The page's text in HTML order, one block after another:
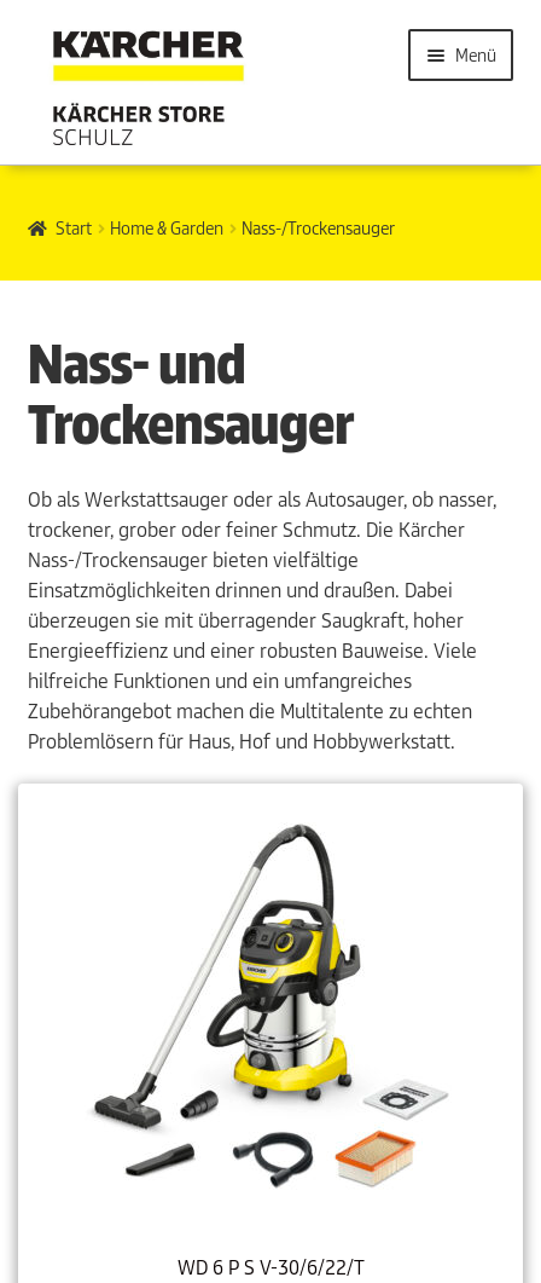
Menü
Start Home & Garden Nass-/Trockensauger
Nass- und
Trockensauger
Ob als Werkstattsauger oder als Autosauger, ob nasser,
trockener, grober oder feiner Schmutz. Die Kärcher
Nass-/Trockensauger bieten vielfältige
Einsatzmöglichkeiten drinnen und draußen. Dabei
überzeugen sie mit überragender Saugkraft, hoher
Energieeffizienz und einer robusten Bauweise. Viele
hilfreiche Funktionen und ein umfangreiches
Zubehörangebot machen die Multitalente zu echten
Problemlösern für Haus, Hof und Hobbywerkstatt.
WD 6 P S V-30/6/22/T